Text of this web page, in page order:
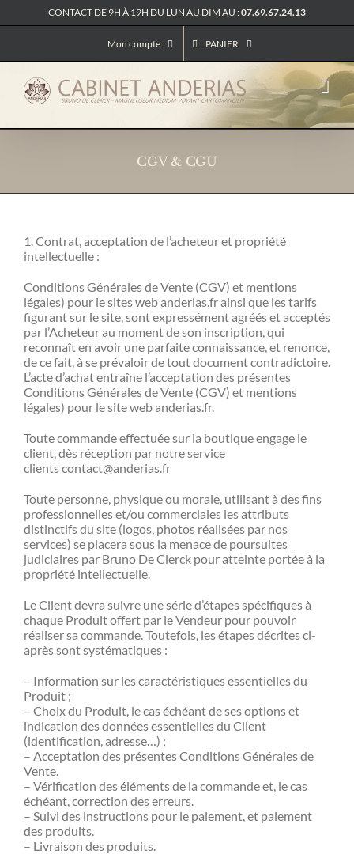
au
CONTACT DE 9H À 19H DU LUN AU DIM AU :07.69.67.24.13
Mon compte PANIER
CGV & CGU
1. Contrat, acceptation de l’acheteur et propriété
intellectuelle :
Conditions Générales de Vente (CGV) et mentions
légales) pour le sites web anderias.fr ainsi que les tarifs
figurant sur le site, sont expressément agréés et acceptés
par l’Acheteur au moment de son inscription, qui
reconnaît en avoir une parfaite connaissance, et renonce,
de ce fait, à se prévaloir de tout document contradictoire.
L’acte d’achat entraîne l’acceptation des présentes
Conditions Générales de Vente (CGV) et mentions
légales) pour le site web anderias.fr.
Toute commande effectuée sur la boutique engage le
client, dès réception par notre service
clients contact@anderias.fr
Toute personne, physique ou morale, utilisant à des fins
professionnelles et/ou commerciales les attributs
distinctifs du site (logos, photos réalisées par nos
services) se placera sous la menace de poursuites
judiciaires par Bruno De Clerck pour atteinte portée à la
propriété intellectuelle.
Le Client devra suivre une série d’étapes spécifiques à
chaque Produit offert par le Vendeur pour pouvoir
réaliser sa commande. Toutefois, les étapes décrites ci-
après sont systématiques :
– Information sur les caractéristiques essentielles du
Produit ;
– Choix du Produit, le cas échéant de ses options et
indication des données essentielles du Client
(identification, adresse…) ;
– Acceptation des présentes Conditions Générales de
Vente.
– Vérification des éléments de la commande et, le cas
échéant, correction des erreurs.
– Suivi des instructions pour le paiement, et paiement
des produits.
– Livraison des produits.